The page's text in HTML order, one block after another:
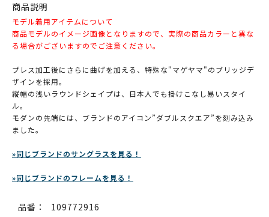
商品説明
モデル着用アイテムについて
商品モデルのイメージ画像となりますので、実際の商品カラーと異な
る場合がございますのでご注意ください。
プレス加工後にさらに曲げを加える、特殊な"マゲヤマ"のブリッジデ
ザインを採用。
縦幅の浅いラウンドシェイプは、日本人でも掛けこなし易いスタイ
ル。
モダンの先端には、ブランドのアイコン”ダブルスクエア”を刻み込み
ました。
»同じブランドのサングラスを見る！
»同じブランドのフレームを見る！
品番： 109772916